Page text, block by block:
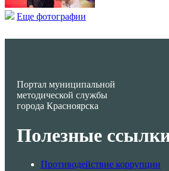
Еще фотографии
Портал муниципальной
методической службы
города Красноярска
Полезные
Противодействие коррупции